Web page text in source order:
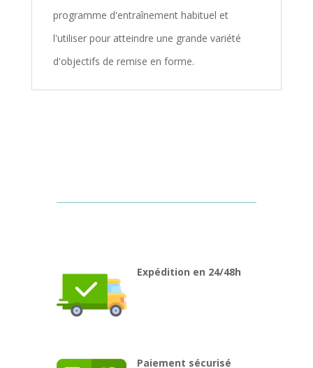
programme d'entraînement habituel et
l'utiliser pour atteindre une grande variété
d'objectifs de remise en forme.
Expédition en 24/48h
Paiement sécurisé